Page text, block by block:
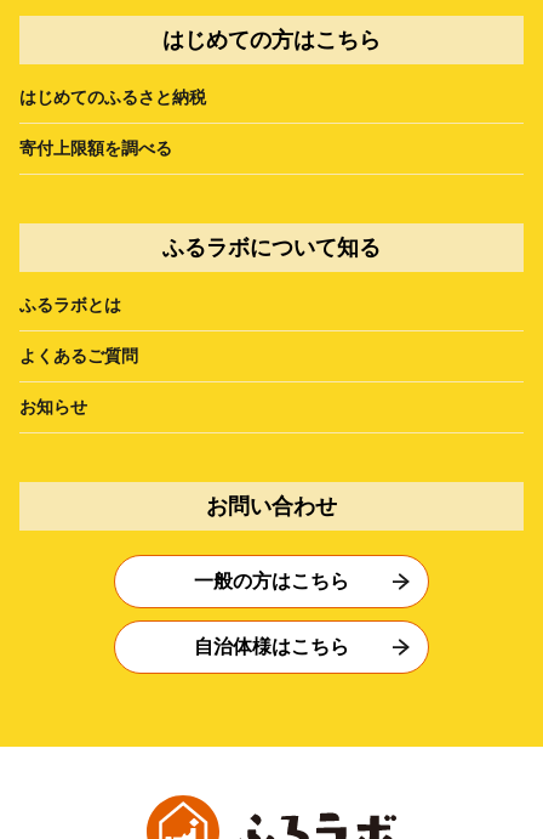
はじめての方はこちら
はじめてのふるさと納税
寄付上限額を調べる
ふるラボについて知る
ふるラボとは
よくあるご質問
お知らせ
お問い合わせ
一般の方はこちら
自治体様はこちら